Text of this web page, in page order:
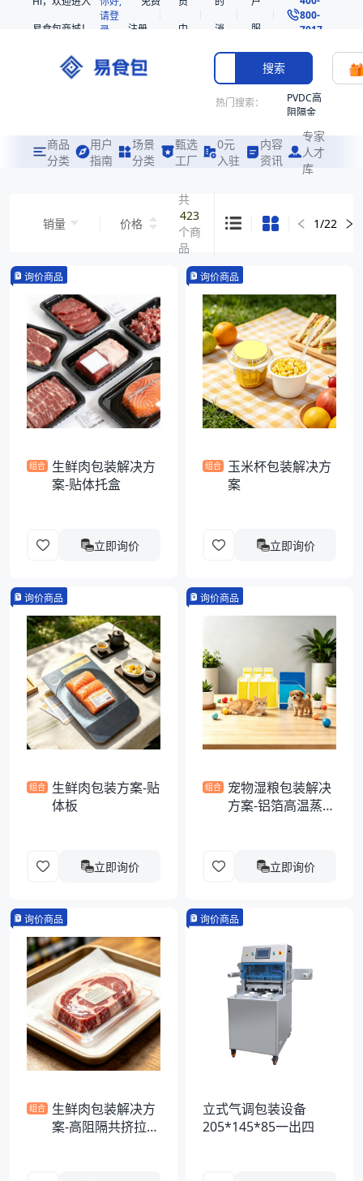
易食包商城！
请登
录
注册
中
消
息
服
务
800-
7017
搜索
热门搜索：
PVDC高
阻隔金
共挤热
收缩袋
非阻隔
共挤热
221330
SE53
热收缩
袋
拉伸膜
商品
分类
用户
指南
场景
分类
甄选
工厂
0元
入驻
内容
资讯
专家
人才
库
销量 价格
共
423
个商
品
1/22
询价商品
组合 生鲜肉包装解决方
案-贴体托盒
立即询价
询价商品
组合 玉米杯包装解决方
案
立即询价
询价商品
组合 生鲜肉包装方案-贴
体板
立即询价
询价商品
组合 宠物湿粮包装解决
方案-铝箔高温蒸煮
立即询价
询价商品
组合 生鲜肉包装解决方
案-高阻隔共挤拉伸
询价商品
立式气调包装设备
205*145*85一出四